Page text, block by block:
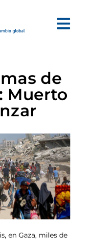
de
Muerto
en Gaza, miles de